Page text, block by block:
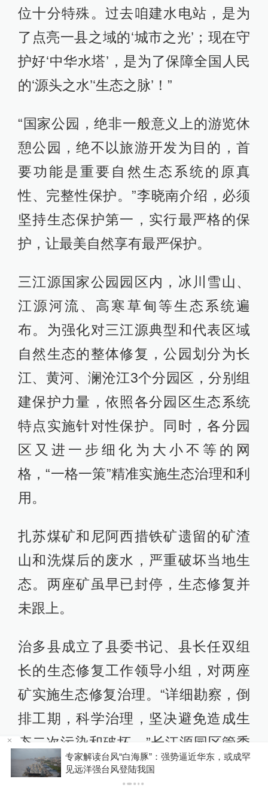
位十分特殊。过去咱建水电站，是为
了点亮一县之域的‘城市之光’；现在守
护好‘中华水塔’，是为了保障全国人民
的‘源头之水’‘生态之脉’！”
“国家公园，绝非一般意义上的游览休
憩公园，绝不以旅游开发为目的，首
要功能是重要自然生态系统的原真
性、完整性保护。”李晓南介绍，必须
坚持生态保护第一，实行最严格的保
护，让最美自然享有最严保护。
三江源国家公园园区内，冰川雪山、
江源河流、高寒草甸等生态系统遍
布。为强化对三江源典型和代表区域
自然生态的整体修复，公园划分为长
江、黄河、澜沧江3个分园区，分别组
建保护力量，依照各分园区生态系统
特点实施针对性保护。同时，各分园
区又进一步细化为大小不等的网
格，“一格一策”精准实施生态治理和利
用。
扎苏煤矿和尼阿西措铁矿遗留的矿渣
山和洗煤后的废水，严重破坏当地生
态。两座矿虽早已封停，生态修复并
未跟上。
治多县成立了县委书记、县长任双组
长的生态修复工作领导小组，对两座
矿实施生态修复治理。“详细勘察，倒
排工期，科学治理，坚决避免造成生
态二次污染和破坏。”长江源园区管委
会治多管理处专职副主任才仁闹布介
绍，通过近40天的连续作业，终于啃
成罕
“梅姨”年龄超75岁？死刑适用受限？律师解读